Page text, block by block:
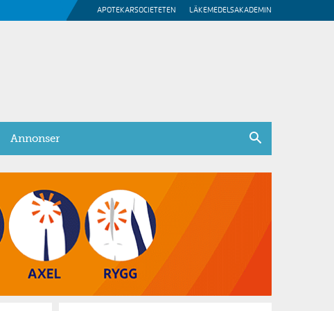
APOTEKARSOCIETETEN LÄKEMEDELSAKADEMIN
Annonser